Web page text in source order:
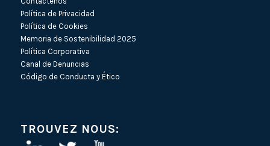
Política de Privacidad
Política de Cookies
Memoria de Sostenibilidad 2025
Política Corporativa
Canal de Denuncias
Código de Conducta y Ético
TROUVEZ NOUS: